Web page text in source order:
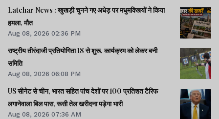
Latehar News : खुखड़ी चुनने गए अधेड़ पर मधुमक्खियों ने किया
हमला, मौत
Aug 08, 2026 02:36 PM
राष्ट्रीय तीरंदाजी प्रतियोगिता 18 से शुरू, कार्यक्रम को लेकर बनी
समिति
Aug 08, 2026 06:08 PM
US सीनेट से चीन, भारत सहित पांच देशों पर 100 प्रतिशत टैरिफ
लगानेवाला बिल पास, रूसी तेल खरीदना पड़ेगा भारी
Aug 08, 2026 07:36 AM